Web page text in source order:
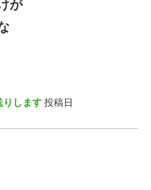
が
りします 投稿日